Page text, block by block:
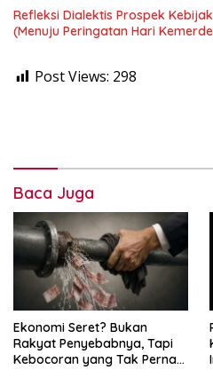
Refleksi Dialektis Prospek
(Menuju Peringatan Hari
Post Views: 298
Baca Juga
Ekonomi Seret? Bukan
Rakyat Penyebabnya, Tapi
Kebocoran yang Tak Pernah